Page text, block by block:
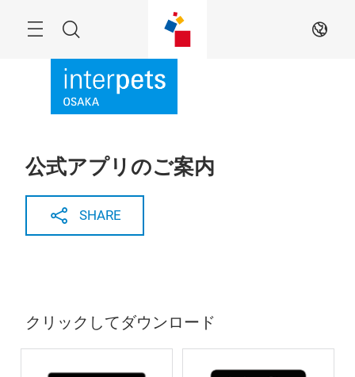
Search JA
公式アプリのご案内
SHARE
クリックしてダウンロード